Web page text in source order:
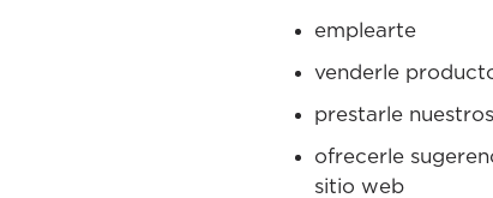
emplearte
venderle
prestarle
ofrecerle
sitio web